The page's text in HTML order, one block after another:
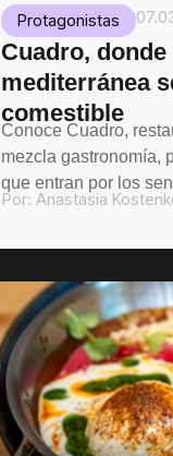
Protagonistas
Cuadro,
mediterránea
comestible
Conoce Cuadro,
mezcla gastronomía,
que entran por los
Por: Anastasia